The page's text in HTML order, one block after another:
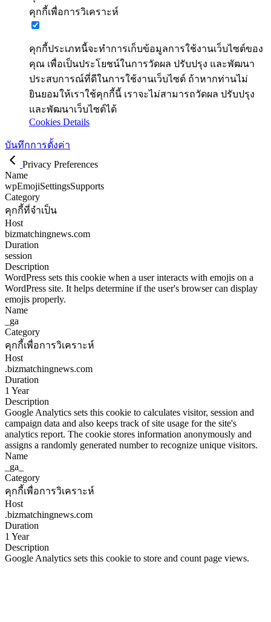
คุกกี้เพื่อการวิเคราะห์
คุกกี้ประเภทนี้จะทำการเก็บข้อมูลการใช้งานเว็บไซต์ของ
คุณ เพื่อเป็นประโยชน์ในการวัดผล ปรับปรุง และพัฒนา
ประสบการณ์ที่ดีในการใช้งานเว็บไซต์ ถ้าหากท่านไม่
ยินยอมให้เราใช้คุกกี้นี้ เราจะไม่สามารถวัดผล ปรับปรุง
และพัฒนาเว็บไซต์ได้
Cookies Details
บันทึกการตั้งค่า
Privacy Preferences
Name
wpEmojiSettingsSupports
Category
คุกกี้ที่จำเป็น
Host
bizmatchingnews.com
Duration
session
Description
WordPress sets this cookie when a user interacts with emojis on a
WordPress site. It helps determine if the user's browser can display
emojis properly.
Name
_ga
Category
คุกกี้เพื่อการวิเคราะห์
Host
.bizmatchingnews.com
Duration
1 Year
Description
Google Analytics sets this cookie to calculates visitor, session and
campaign data and also keeps track of site usage for the site's
analytics report. The cookie stores information anonymously and
assigns a randomly generated number to recognize unique visitors.
Name
_ga_
Category
คุกกี้เพื่อการวิเคราะห์
Host
.bizmatchingnews.com
Duration
1 Year
Description
Google Analytics sets this cookie to store and count page views.